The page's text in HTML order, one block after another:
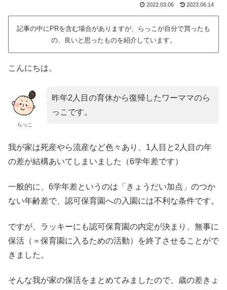
2022.03.06 2023.06.14
記事の中にPRを含む場合がありますが、らっこが自分で買ったも
の、良いと思ったものを紹介しています。
こんにちは。
らっこ
昨年2人目の育休から復帰したワーママのら
っこです。
我が家は死産やら流産など色々あり、1人目と2人目の年
の差が結構あいてしまいました（6学年差です）
一般的に、6学年差というのは「きょうだい加点」のつか
ない年齢差で、認可保育園への入園には不利な条件です。
ですが、ラッキーにも認可保育園の内定が決まり、無事に
保活（＝保育園に入るための活動）を終了させることがで
きました。
そんな我が家の保活をまとめてみましたので、歳の差きょ